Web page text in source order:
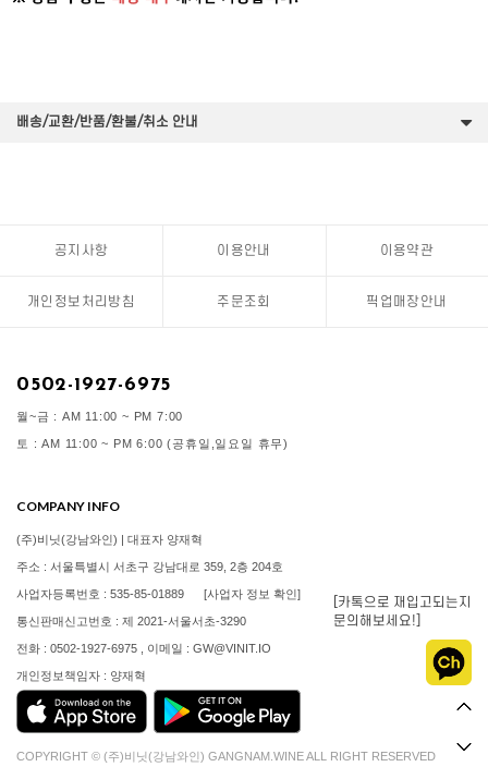
배송/교환/반품/환불/취소 안내
공지사항 이용안내 이용약관
개인정보처리방침 주문조회 픽업매장안내
0502-1927-6975
월~금 : AM 11:00 ~ PM 7:00
토 : AM 11:00 ~ PM 6:00 (공휴일,일요일 휴무)
COMPANY INFO
(주)비닛(강남와인) | 대표자 양재혁
주소 : 서울특별시 서초구 강남대로 359, 2층 204호
사업자등록번호 : 535-85-01889 [사업자 정보 확인]
통신판매신고번호 : 제 2021-서울서초-3290
전화 : 0502-1927-6975 , 이메일 : GW@VINIT.IO
개인정보책임자 : 양재혁
COPYRIGHT © (주)비닛(강남와인) GANGNAM.WINE ALL RIGHT RESERVED
[카톡으로 재입고되는지
문의해보세요!]